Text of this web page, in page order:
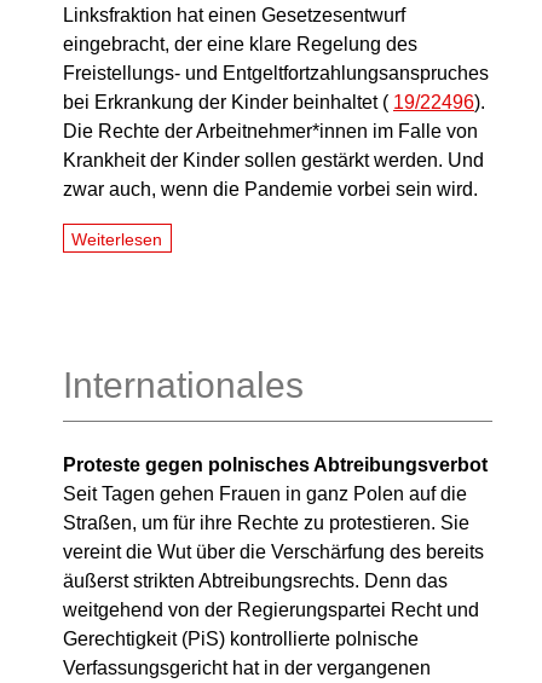
Linksfraktion hat einen Gesetzesentwurf
eingebracht, der eine klare Regelung des
Freistellungs- und Entgeltfortzahlungsanspruches
bei Erkrankung der Kinder beinhaltet ( 19/22496).
Die Rechte der Arbeitnehmer*innen im Falle von
Krankheit der Kinder sollen gestärkt werden. Und
zwar auch, wenn die Pandemie vorbei sein wird.
Weiterlesen
Internationales
Proteste gegen polnisches Abtreibungsverbot
Seit Tagen gehen Frauen in ganz Polen auf die
Straßen, um für ihre Rechte zu protestieren. Sie
vereint die Wut über die Verschärfung des bereits
äußerst strikten Abtreibungsrechts. Denn das
weitgehend von der Regierungspartei Recht und
Gerechtigkeit (PiS) kontrollierte polnische
Verfassungsgericht hat in der vergangenen